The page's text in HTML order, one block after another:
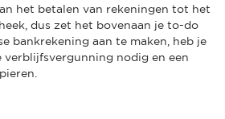
het betalen van rekeningen tot het
dus zet het bovenaan je to-do
bankrekening aan te maken, heb je
verblijfsvergunning nodig en een